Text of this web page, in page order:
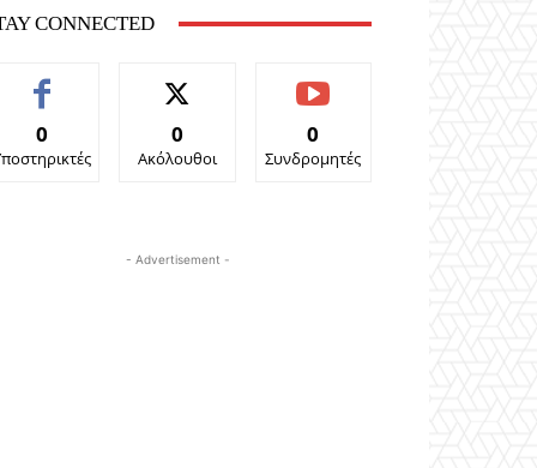
CONNECTED
0 0
Ακόλουθοι
0
Συνδρομητές
- Advertisement -